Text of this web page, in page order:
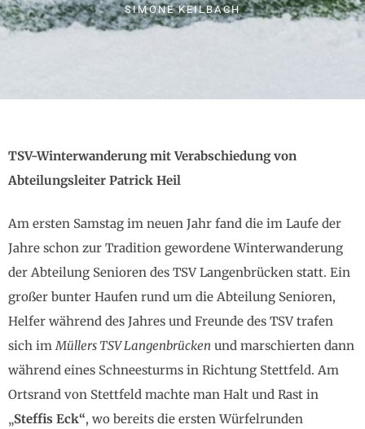
SIMONE KEILBACH
TSV-Winterwanderung mit Verabschiedung von
Abteilungsleiter Patrick Heil
Am ersten Samstag im neuen Jahr fand die im Laufe der
Jahre schon zur Tradition gewordene Winterwanderung
der Abteilung Senioren des TSV Langenbrücken statt. Ein
großer bunter Haufen rund um die Abteilung Senioren,
Helfer während des Jahres und Freunde des TSV trafen
sich im Müllers TSV Langenbrücken und marschierten dann
während eines Schneesturms in Richtung Stettfeld. Am
Ortsrand von Stettfeld machte man Halt und Rast in
„Steffis Eck“, wo bereits die ersten Würfelrunden